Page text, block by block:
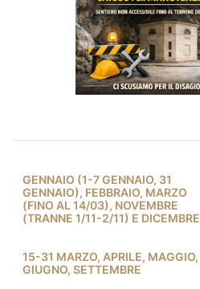
GENNAIO (1-7 GENNAIO, 31
GENNAIO), FEBBRAIO, MARZO
(FINO AL 14/03), NOVEMBRE
(TRANNE 1/11-2/11) E DICEMBRE
15-31 MARZO, APRILE, MAGGIO,
GIUGNO, SETTEMBRE